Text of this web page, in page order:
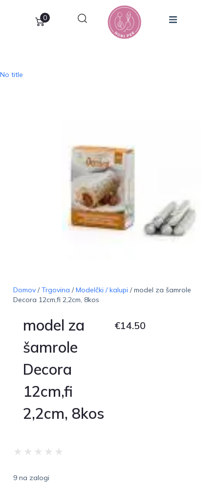
0
No title
Domov/Trgovina /Modelčki / kalupi / model za šamrole
Decora 12cm,fi 2,2cm, 8kos
model za
šamrole
Decora
12cm,fi
2,2cm, 8kos
€14.50
★ ★ ★ ★ ★
9 na zalogi